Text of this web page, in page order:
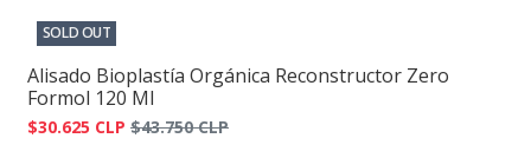
SOLD OUT
Alisado Bioplastía Orgánica Reconstructor Zero
Formol 120 Ml
$30.625 CLP $43.750 CLP